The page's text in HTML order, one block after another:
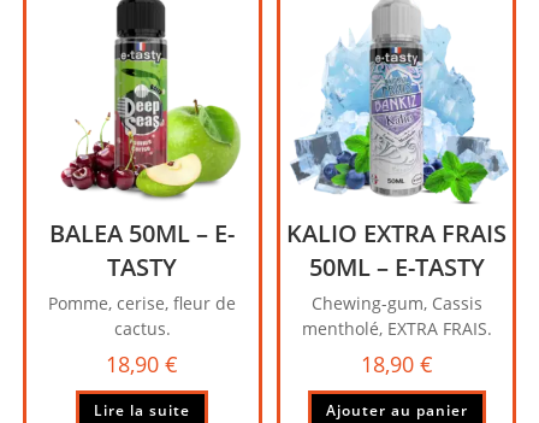
BALEA 50ML – E-
TASTY
Pomme, cerise, fleur de
cactus.
18,90€
Lire la suite
KALIO EXTRA FRAIS
50ML – E-TASTY
Chewing-gum, Cassis
mentholé, EXTRA FRAIS.
18,90 €
Ajouter au panier